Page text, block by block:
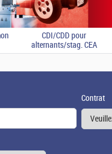
CDI/CDD pour
alternants/stag. CEA
Contrat